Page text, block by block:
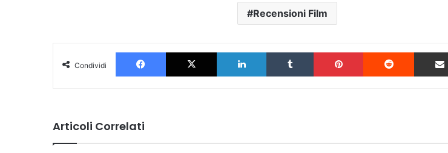
Recensioni Film
Condividi
Facebook X LinkedIn Tumblr Pinterest Reddit
Articoli Correlati